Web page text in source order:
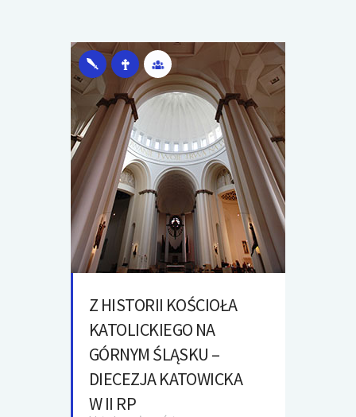
Z HISTORII KOŚCIOŁA
KATOLICKIEGO NA
GÓRNYM ŚLĄSKU –
DIECEZJA KATOWICKA
W II RP